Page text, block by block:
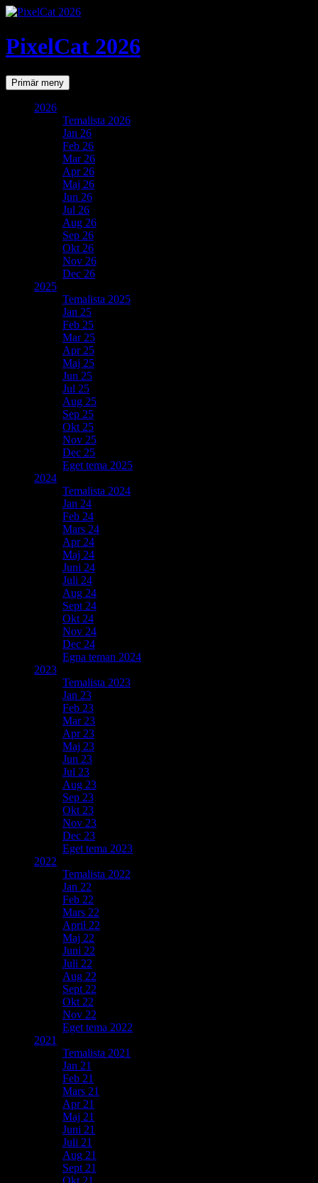
PixelCat 2026
SökPrimär meny Gå
till
2026
Temalista 2026
Jan 26
Feb 26
Mar 26
Apr 26
Maj 26
Jun 26
Jul 26
Aug 26
Sep 26
Okt 26
Nov 26
Dec 26
2025
Temalista 2025
Jan 25
Feb 25
Mar 25
Apr 25
Maj 25
Jun 25
Jul 25
Aug 25
Sep 25
Okt 25
Nov 25
Dec 25
Eget tema 2025
2024
Temalista 2024
Jan 24
Feb 24
Mars 24
Apr 24
Maj 24
Juni 24
Juli 24
Aug 24
Sept 24
Okt 24
Nov 24
Dec 24
Egna teman 2024
2023
Temalista 2023
Jan 23
Feb 23
Mar 23
Apr 23
Maj 23
Jun 23
Jul 23
Aug 23
Sep 23
Okt 23
Nov 23
Dec 23
Eget tema 2023
2022
Temalista 2022
Jan 22
Feb 22
Mars 22
April 22
Maj 22
Juni 22
Juli 22
Aug 22
Sept 22
Okt 22
Nov 22
Eget tema 2022
2021
Temalista 2021
Jan 21
Feb 21
Mars 21
Apr 21
Maj 21
Juni 21
Juli 21
Aug 21
Sept 21
Okt 21